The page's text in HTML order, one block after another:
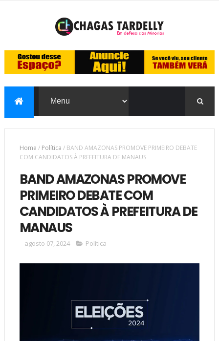
Home / Política / BAND AMAZONAS PROMOVE PRIMEIRO DEBATE
COM CANDIDATOS À PREFEITURA DE MANAUS
BAND AMAZONAS PROMOVE
PRIMEIRO DEBATE COM
CANDIDATOS À PREFEITURA DE
MANAUS
agosto 07, 2024 Política